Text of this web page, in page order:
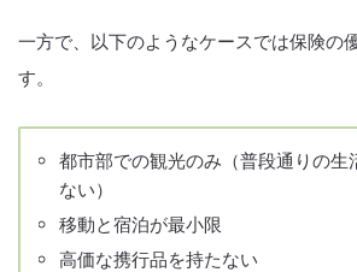
一方で、以下のようなケースでは保険の
す。
都市部での観光のみ（普段通りの生
ない）
移動と宿泊が最小限
高価な携行品を持たない